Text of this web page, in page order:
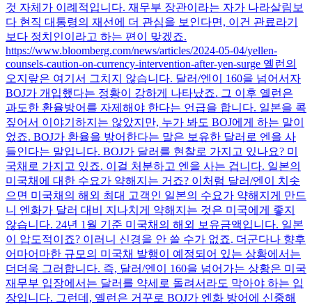
것 자체가 이례적입니다. 재무부 장관이라는 자가 나라살림보
다 현직 대통령의 재선에 더 관심을 보인다면, 이건 관료라기
보다 정치인이라고 하는 편이 맞겠죠.
https://www.bloomberg.com/news/articles/2024-05-04/yellen-
counsels-caution-on-currency-intervention-after-yen-surge 옐런의
오지랖은 여기서 그치지 않습니다. 달러/엔이 160을 넘어서자
BOJ가 개입했다는 정황이 강하게 나타났죠. 그 이후 옐런은
과도한 환율방어를 자제해야 한다는 언급을 합니다. 일본을 콕
짚어서 이야기하지는 않았지만, 누가 봐도 BOJ에게 하는 말이
었죠. BOJ가 환율을 방어한다는 말은 보유한 달러로 엔을 사
들인다는 말입니다. BOJ가 달러를 현찰로 가지고 있나요? 미
국채로 가지고 있죠. 이걸 처분하고 엔을 사는 겁니다. 일본의
미국채에 대한 수요가 약해지는 거죠? 이처럼 달러/엔이 치솟
으면 미국채의 해외 최대 고객인 일본의 수요가 약해지게 만드
니 엔화가 달러 대비 지나치게 약해지는 것은 미국에게 좋지
않습니다. 24년 1월 기준 미국채의 해외 보유금액입니다. 일본
이 압도적이죠? 이러니 신경을 안 쓸 수가 없죠. 더군다나 향후
어마어마한 규모의 미국채 발행이 예정되어 있는 상황에서는
더더욱 그러합니다. 즉, 달러/엔이 160을 넘어가는 상황은 미국
재무부 입장에서는 달러를 약세로 돌려서라도 막아야 하는 입
장입니다. 그런데, 옐런은 거꾸로 BOJ가 엔화 방어에 신중해